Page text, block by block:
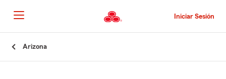
al
contenido
principal
Iniciar Sesión
Arizona